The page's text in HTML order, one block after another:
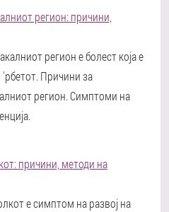
регион: причини,
регион е болест која е
Причини за
регион. Симптоми на
причини, методи на
е симптом на развој на